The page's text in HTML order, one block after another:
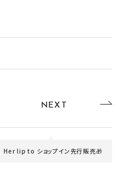
NEXT
Her lip to ショップイン先行販売🎁